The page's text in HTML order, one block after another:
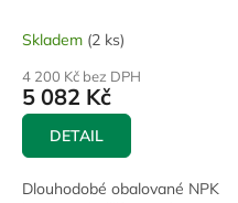
Skladem (2 ks)
4 200 Kč bez DPH
5 082 Kč
DETAIL
Dlouhodobé obalované NPK